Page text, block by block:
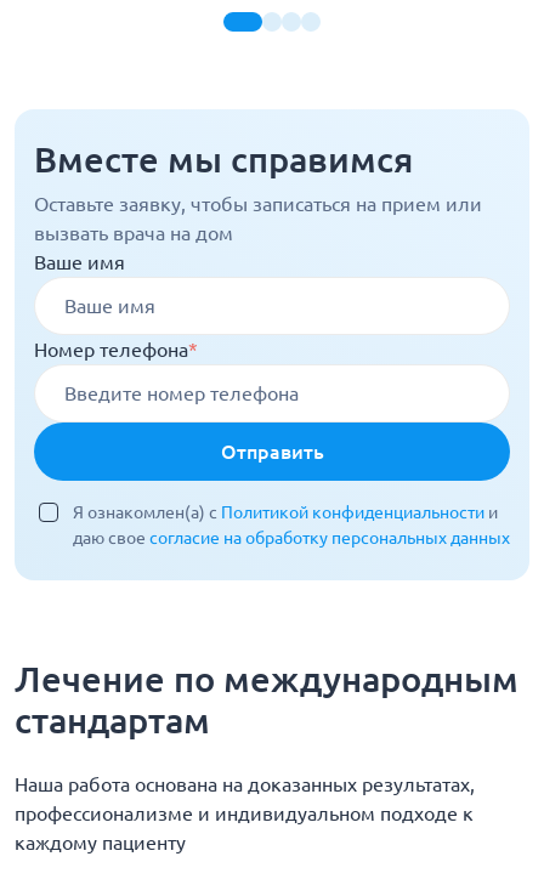
Вместе мы справимся
Оставьте заявку, чтобы записаться на прием или
вызвать врача на дом
Ваше имя
Номер телефона*
Отправить
Я ознакомлен(а) с Политикой конфиденциальности и
даю свое согласие на обработку персональных данных
Лечение по международным
стандартам
Наша работа основана на доказанных результатах,
профессионализме и индивидуальном подходе к
каждому пациенту